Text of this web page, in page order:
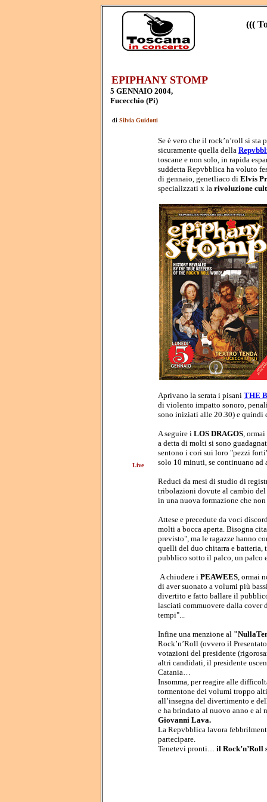
(((
EPIPHANY STOMP
5 GENNAIO 2004,
Fucecchio (Pi)
di Silvia Guidotti
Live
Se è vero che il rock’n’roll si
sicuramente quella della
toscane e non solo, in rapida
suddetta Repvbblica ha voluto
di gennaio, genetliaco di Elvis
specializzati x la rivoluzione
Aprivano la serata i pisani THE
di violento impatto sonoro,
sono iniziati alle 20.30) e quindi
A seguire i LOS DRAGOS,
a detta di molti si sono
sentono i cori sui loro "pezzi
solo 10 minuti, se continuano ad
Reduci da mesi di studio di
tribolazioni dovute al cambio
in una nuova formazione che
Attese e precedute da voci
molti a bocca aperta. Bisogna
previsto", ma le ragazze hanno
quelli del duo chitarra e batteria,
pubblico sotto il palco, un palco
A chiudere i PEAWEES, ormai
di aver suonato a volumi più
divertito e fatto ballare il
lasciati commuovere dalla cover
tempi"...
Infine una menzione al
Rock’n’Roll (ovvero il
votazioni del presidente
altri candidati, il presidente
Catania…
Insomma, per reagire alle
tormentone dei volumi troppo
all’insegna del divertimento e
e ha brindato al nuovo anno e al
Giovanni Lava.
La Repvbblica lavora
partecipare.
Tenetevi pronti.... il